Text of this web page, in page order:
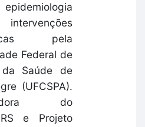
pela
Federal de
da Saúde de
(UFCSPA).
do
RS e Projeto